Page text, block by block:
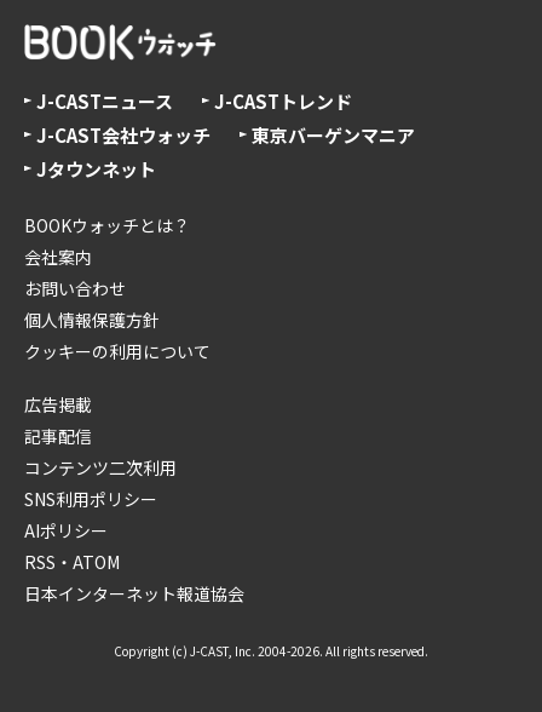
J-CASTニュース
J-CASTトレンド
J-CAST会社ウォッチ
東京バーゲンマニア
Jタウンネット
BOOKウォッチとは？
会社案内
お問い合わせ
個人情報保護方針
クッキーの利用について
広告掲載
記事配信
コンテンツ二次利用
SNS利用ポリシー
AIポリシー
RSS・ATOM
日本インターネット報道協会
Copyright (c) J-CAST, Inc. 2004-2026. All rights reserved.